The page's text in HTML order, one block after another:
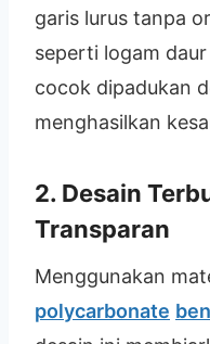
garis lurus tanpa
seperti logam
cocok dipadukan
menghasilkan
2. Desain
Transparan
Menggunakan
polycarbonate